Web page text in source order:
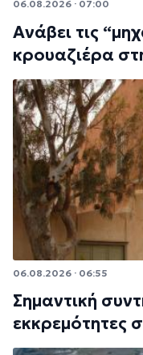
06.08.2026 · 07:00
Ανάβει τις
κρουαζιέρα
06.08.2026 · 06:55
Σημαντική
εκκρεμότητες